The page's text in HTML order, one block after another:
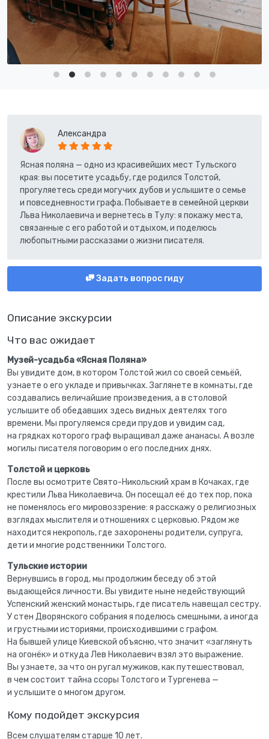
Описание экскурсии
Что вас ожидает
Музей-усадьба «Ясная Поляна»
Вы увидите дом, в котором Толстой жил со своей семьёй,
узнаете о его укладе и привычках. Заглянете в комнаты, где
создавались величайшие произведения, а в столовой
услышите об обедавших здесь видных деятелях того
времени. Мы прогуляемся среди прудов и увидим сад,
на грядках которого граф выращивал даже ананасы. А возле
могилы писателя поговорим о его последних днях.
Толстой и церковь
После вы осмотрите Свято-Никольский храм в Кочаках, где
крестили Льва Николаевича. Он посещал её до тех пор, пока
не поменялось его мировоззрение: я расскажу о религиозных
взглядах мыслителя и отношениях с церковью. Рядом же
находится некрополь, где захоронены родители, супруга,
дети и многие родственники Толстого.
Тульские истории
Вернувшись в город, мы продолжим беседу об этой
выдающейся личности. Вы увидите ныне недействующий
Успенский женский монастырь, где писатель навещал сестру.
У стен Дворянского собрания я поделюсь смешными, а иногда
и грустными историями, происходившими с графом.
На бывшей улице Киевской объясню, что значит «заглянуть
на огонёк» и откуда Лев Николаевич взял это выражение.
Вы узнаете, за что он ругал мужиков, как путешествовал,
в чем состоит тайна ссоры Толстого и Тургенева —
и услышите о многом другом.
Кому подойдет экскурсия
Всем слушателям старше 10 лет.
Александра
Ясная поляна — одно из красивейших мест Тульского
края: вы посетите усадьбу, где родился Толстой,
прогуляетесь среди могучих дубов и услышите о семье
и повседневности графа. Побываете в семейной церкви
Льва Николаевича и вернетесь в Тулу: я покажу места,
связанные с его работой и отдыхом, и поделюсь
любопытными рассказами о жизни писателя.
Задать вопрос гиду